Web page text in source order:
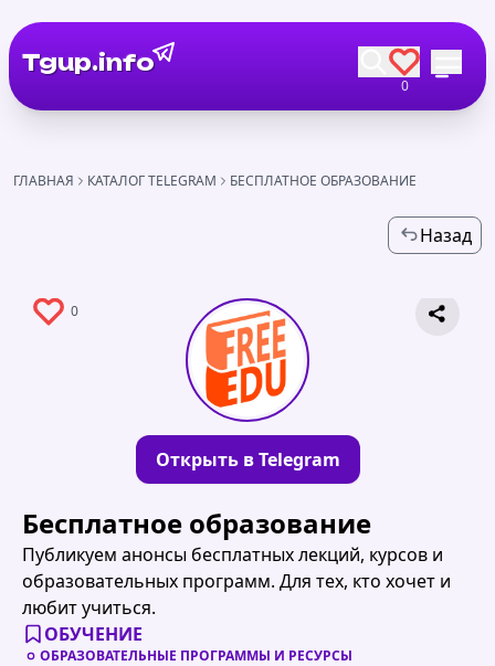
Tgup.info
0
ГЛАВНАЯ КАТАЛОГ TELEGRAM БЕСПЛАТНОЕ ОБРАЗОВАНИЕ
Назад
0
Открыть в Telegram
Бесплатное образование
Публикуем анонсы бесплатных лекций, курсов и
образовательных программ. Для тех, кто хочет и
любит учиться.
ОБУЧЕНИЕ
ОБРАЗОВАТЕЛЬНЫЕ ПРОГРАММЫ И РЕСУРСЫ